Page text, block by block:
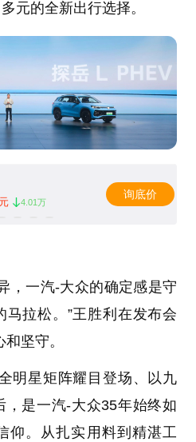
元的全新出行选择。
4.01万
询底价
，一汽-大众的确定感是守
拉松。”王胜利在发布会
坚守。
明星矩阵耀目登场、以九
，是一汽-大众35年始终如
仰。从扎实用料到精湛工